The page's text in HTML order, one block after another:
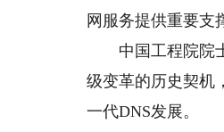
网服务提供重要支
中国工程院院士
级变革的历史契机
一代DNS发展。